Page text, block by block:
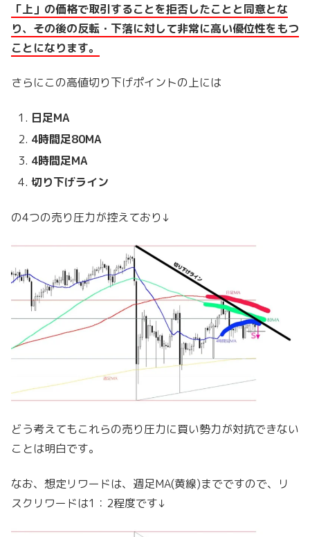
「上」の価格で取引することを拒否したことと同意とな
り、その後の反転・下落に対して非常に高い優位性をもつ
ことになります。
さらにこの高値切り下げポイントの上には
日足MA
4時間足80MA
4時間足MA
切り下げライン
の4つの売り圧力が控えており↓
どう考えてもこれらの売り圧力に買い勢力が対抗できない
ことは明白です。
なお、想定リワードは、週足MA(黄線)までですので、リ
スクリワードは1：2程度です↓